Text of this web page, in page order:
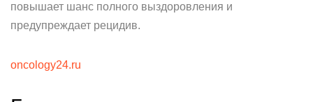
повышает шанс полного выздоровления и
предупреждает рецидив.
oncology24.ru